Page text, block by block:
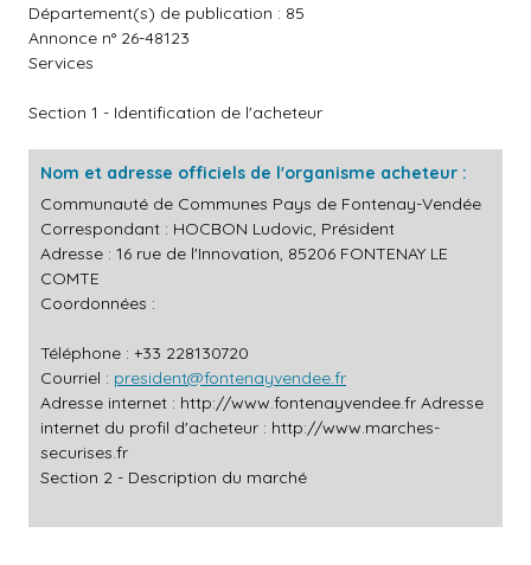
Département(s) de publication : 85
Annonce n° 26-48123
Services
Section 1 - Identification de l'acheteur
Nom et adresse officiels de l'organisme acheteur :
Communauté de Communes Pays de Fontenay-Vendée
Correspondant : HOCBON Ludovic, Président
Adresse : 16 rue de l'Innovation, 85206 FONTENAY LE
COMTE
Coordonnées :
Téléphone : +33 228130720
Courriel : president@fontenayvendee.fr
Adresse internet : http://www.fontenayvendee.fr Adresse
internet du profil d'acheteur : http://www.marches-
securises.fr
Section 2 - Description du marché